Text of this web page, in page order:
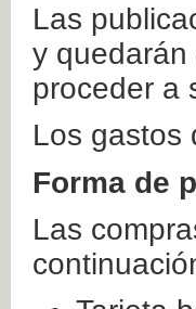
Las
y
proceder a
Los gastos
Forma de
Las